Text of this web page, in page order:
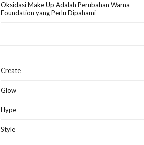
Oksidasi Make Up Adalah Perubahan Warna
Foundation yang Perlu Dipahami
Create
Glow
Hype
Style